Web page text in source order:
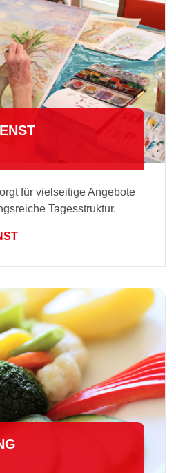
für vielseitige Angebote
Tagesstruktur.